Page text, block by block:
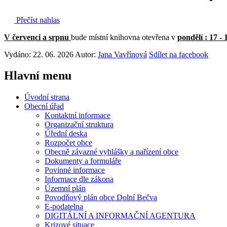
Přečíst nahlas
V červenci a srpnu bude místní knihovna otevřena v pondělí : 17 -
Vydáno: 22. 06. 2026 Autor: Jana Vavřínová Sdílet na facebook
Hlavní menu
Úvodní strana
Obecní úřad
Kontaktní informace
Organizační struktura
Úřední deska
Rozpočet obce
Obecně závazné vyhlášky a nařízení obce
Dokumenty a formuláře
Povinné informace
Informace dle zákona
Územní plán
Povodňový plán obce Dolní Bečva
E-podatelna
DIGITÁLNÍ A INFORMAČNÍ AGENTURA
Krizové situace